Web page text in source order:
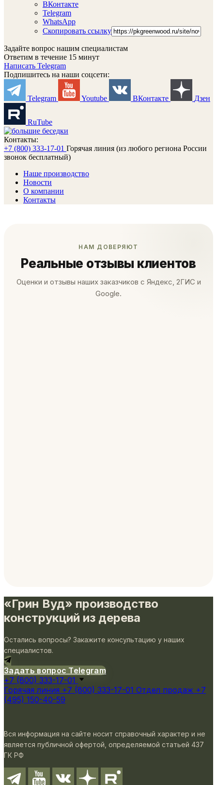
ВКонтакте
Telegram
WhatsApp
Скопировать ссылку
Задайте вопрос нашим специалистам
Ответим в течение 15 минут
Написать Telegram
Подпишитесь на наши соцсети:
Telegram Youtube ВКонтакте Дзен
RuTube
Контакты:
+7 (800) 333-17-01 Горячая линия (из любого региона России
звонок бесплатный)
Наше производство
Новости
О компании
Контакты
НАМ ДОВЕРЯЮТ
Реальные отзывы клиентов
Оценки и отзывы наших заказчиков с Яндекс, 2ГИС и
Google.
«Грин Вуд» производство
конструкций из дерева
Остались вопросы? Закажите консультацию у наших
специалистов.
Задать вопрос Telegram
+7 (800) 333-17-01
Горячая линия +7 (800) 333-17-01 Отдел продаж +7
(495) 150-40-59
Вся информация на сайте носит справочный характер и не
является публичной офертой, определяемой статьей 437
ГК РФ